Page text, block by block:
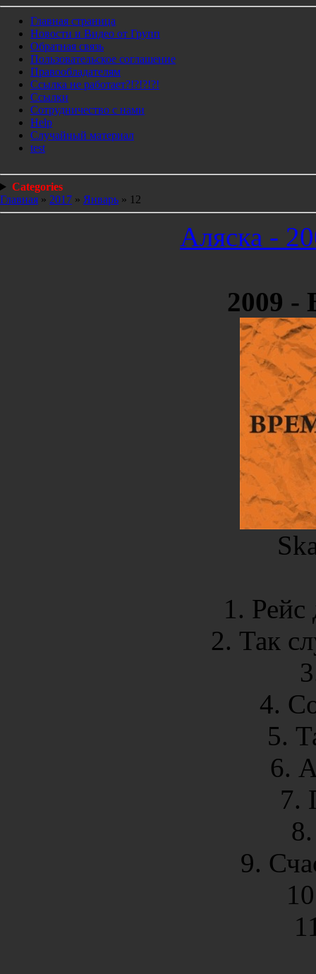
Главная страница
Новости и Видео от Групп
Обратная связь
Пользовательское соглашение
Правообладателям
Ссылка не работает?!?!?!?!
Ссылки
Сотрудничество с нами
Help
Cлучайный материал
test
Categories
Главная » 2017 » Январь » 12
Аляска -
2009 -
1. Рейс
2. Так
4.
5.
6.
7.
9.